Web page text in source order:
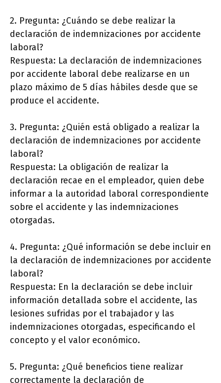
2. Pregunta: ¿Cuándo se debe realizar la
declaración de indemnizaciones por accidente
laboral?
Respuesta: La declaración de indemnizaciones
por accidente laboral debe realizarse en un
plazo máximo de 5 días hábiles desde que se
produce el accidente.
3. Pregunta: ¿Quién está obligado a realizar la
declaración de indemnizaciones por accidente
laboral?
Respuesta: La obligación de realizar la
declaración recae en el empleador, quien debe
informar a la autoridad laboral correspondiente
sobre el accidente y las indemnizaciones
otorgadas.
4. Pregunta: ¿Qué información se debe incluir en
la declaración de indemnizaciones por accidente
laboral?
Respuesta: En la declaración se debe incluir
información detallada sobre el accidente, las
lesiones sufridas por el trabajador y las
indemnizaciones otorgadas, especificando el
concepto y el valor económico.
5. Pregunta: ¿Qué beneficios tiene realizar
correctamente la declaración de